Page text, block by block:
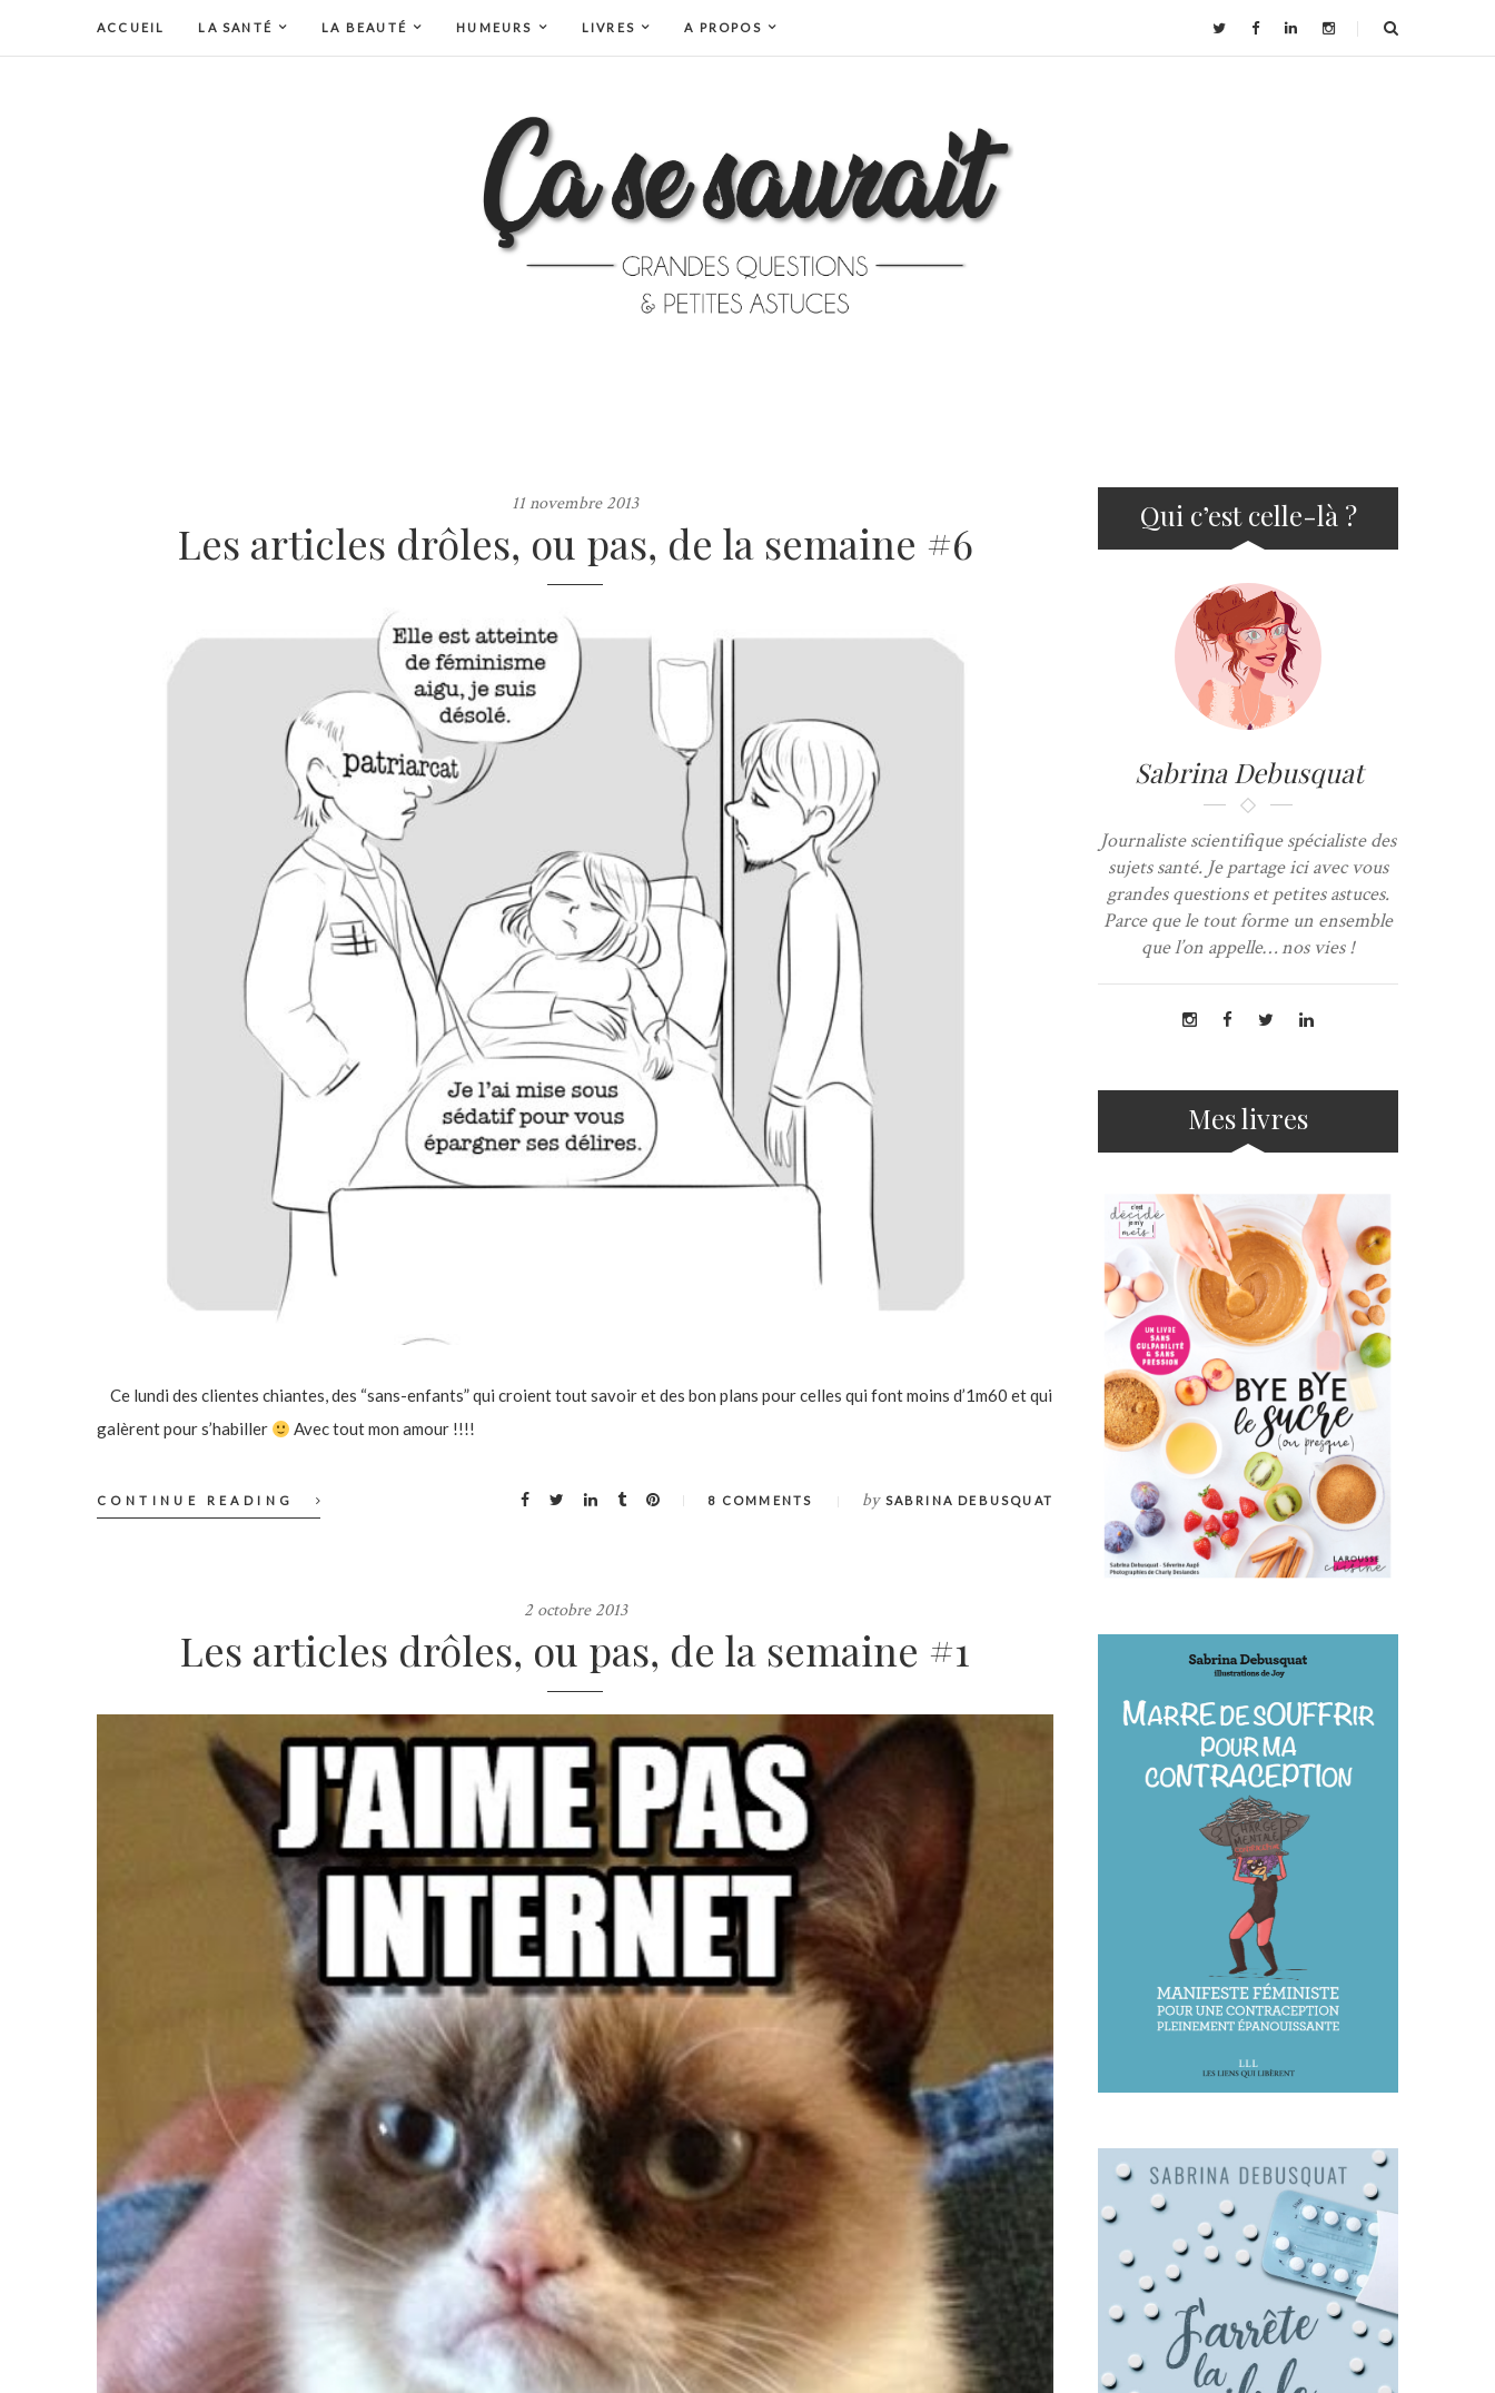
ACCUEIL LA SANTÉ LA BEAUTÉ HUMEURS LIVRES A PROPOS
11 novembre 2013
Les articles drôles, ou pas, de la semaine #6
Ce lundi des clientes chiantes, des “sans-enfants” qui croient tout savoir et des bon plans pour celles qui font moins d’1m60 et qui
galèrent pour s’habiller
Avec tout mon amour !!!!
CONTINUE READING 8 COMMENTS by SABRINA DEBUSQUAT
2 octobre 2013
Les articles drôles, ou pas, de la semaine #1
Qui c’est celle-là ?
Sabrina Debusquat
Journaliste scientifique spécialiste des
sujets santé. Je partage ici avec vous
grandes questions et petites astuces.
Parce que le tout forme un ensemble
que l’on appelle… nos vies !
Mes livres